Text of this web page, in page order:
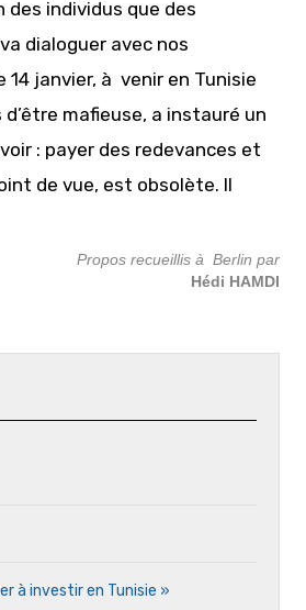
individus que des
dialoguer avec nos
janvier, à venir en Tunisie
mafieuse, a instauré un
: payer des redevances et
de vue, est obsolète. Il
Propos recueillis à Berlin par
Hédi HAMDI
à investir en Tunisie »